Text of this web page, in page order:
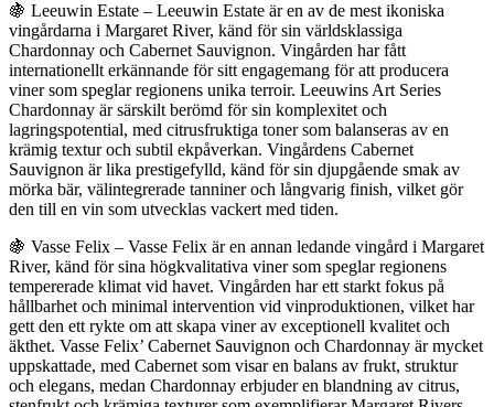
🍇 Leeuwin Estate – Leeuwin Estate är en av de mest ikoniska
vingårdarna i Margaret River, känd för sin världsklassiga
Chardonnay och Cabernet Sauvignon. Vingården har fått
internationellt erkännande för sitt engagemang för att producera
viner som speglar regionens unika terroir. Leeuwins Art Series
Chardonnay är särskilt berömd för sin komplexitet och
lagringspotential, med citrusfruktiga toner som balanseras av en
krämig textur och subtil ekpåverkan. Vingårdens Cabernet
Sauvignon är lika prestigefylld, känd för sin djupgående smak av
mörka bär, välintegrerade tanniner och långvarig finish, vilket gör
den till en vin som utvecklas vackert med tiden.
🍇 Vasse Felix – Vasse Felix är en annan ledande vingård i Margaret
River, känd för sina högkvalitativa viner som speglar regionens
tempererade klimat vid havet. Vingården har ett starkt fokus på
hållbarhet och minimal intervention vid vinproduktionen, vilket har
gett den ett rykte om att skapa viner av exceptionell kvalitet och
äkthet. Vasse Felix’ Cabernet Sauvignon och Chardonnay är mycket
uppskattade, med Cabernet som visar en balans av frukt, struktur
och elegans, medan Chardonnay erbjuder en blandning av citrus,